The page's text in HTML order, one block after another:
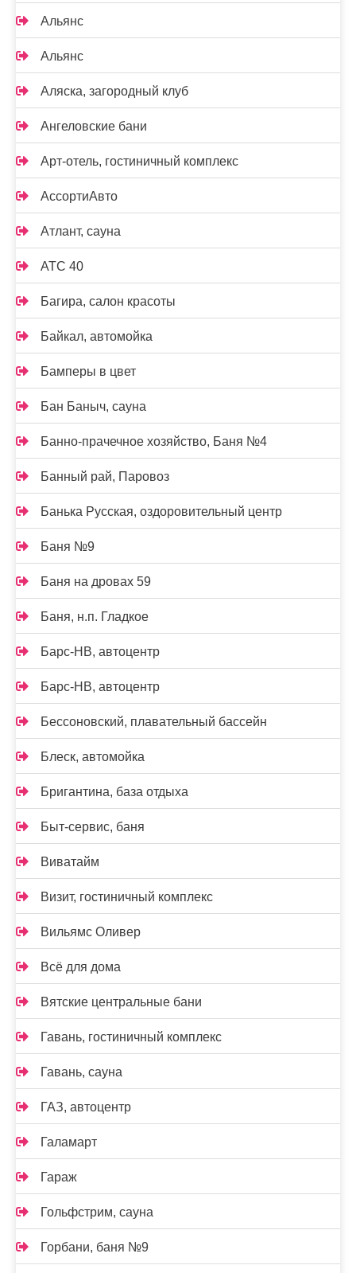
Альянс
Альянс
Аляска, загородный клуб
Ангеловские бани
Арт-отель, гостиничный комплекс
АссортиАвто
Атлант, сауна
АТС 40
Багира, салон красоты
Байкал, автомойка
Бамперы в цвет
Бан Баныч, сауна
Банно-прачечное хозяйство, Баня №4
Банный рай, Паровоз
Банька Русская, оздоровительный центр
Баня №9
Баня на дровах 59
Баня, н.п. Гладкое
Барс-НВ, автоцентр
Барс-НВ, автоцентр
Бессоновский, плавательный бассейн
Блеск, автомойка
Бригантина, база отдыха
Быт-сервис, баня
Виватайм
Визит, гостиничный комплекс
Вильямс Оливер
Всё для дома
Вятские центральные бани
Гавань, гостиничный комплекс
Гавань, сауна
ГАЗ, автоцентр
Галамарт
Гараж
Гольфстрим, сауна
Горбани, баня №9